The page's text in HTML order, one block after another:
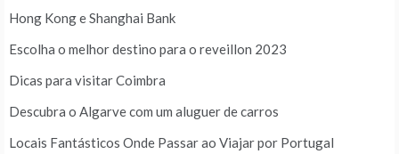
Hong Kong e Shanghai Bank
Escolha o melhor destino para o reveillon 2023
Dicas para visitar Coimbra
Descubra o Algarve com um aluguer de carros
Locais Fantásticos Onde Passar ao Viajar por Portugal